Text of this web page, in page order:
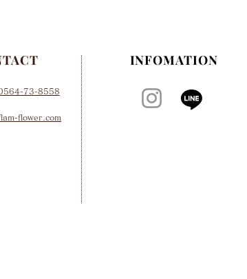
73-8558
flower.com
INFOMATION​